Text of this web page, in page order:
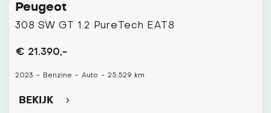
Peugeot
308 SW GT 1.2 PureTech EAT8
€ 21.390,-
2023 - Benzine - Auto - 25.529 km
BEKIJK